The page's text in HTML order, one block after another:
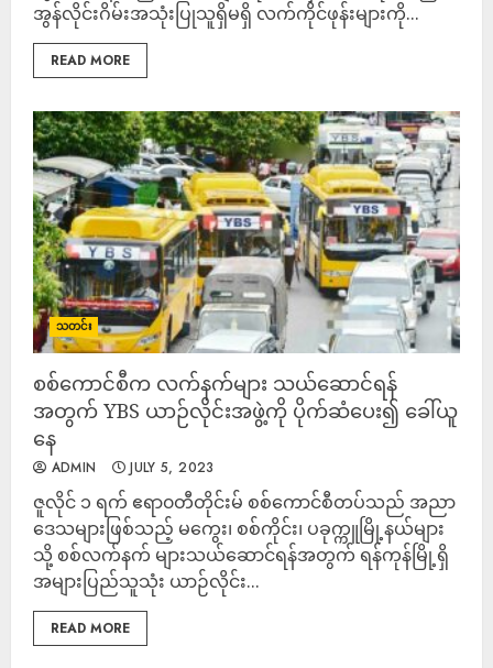
အွန်လိုင်းဂိမ်းအသုံးပြုသူရှိမရှိ လက်ကိုင်ဖုန်းများကို...
READ MORE
သတင်း
စစ်ကောင်စီက လက်နက်များ သယ်ဆောင်ရန်
အတွက် YBS ယာဉ်လိုင်းအဖွဲ့ကို ပိုက်ဆံပေး၍ ခေါ်ယူ
နေ
ADMIN JULY 5, 2023
ဇူလိုင် ၁ ရက် ဧရာ၀တီတိုင်းမ် စစ်ကောင်စီတပ်သည် အညာ
ဒေသများဖြစ်သည့် မကွေး၊ စစ်ကိုင်း၊ ပခုက္ကူမြို့နယ်များ
သို့ စစ်လက်နက် များသယ်ဆောင်ရန်အတွက် ရန်ကုန်မြို့ရှိ
အများပြည်သူသုံး ယာဉ်လိုင်း...
READ MORE